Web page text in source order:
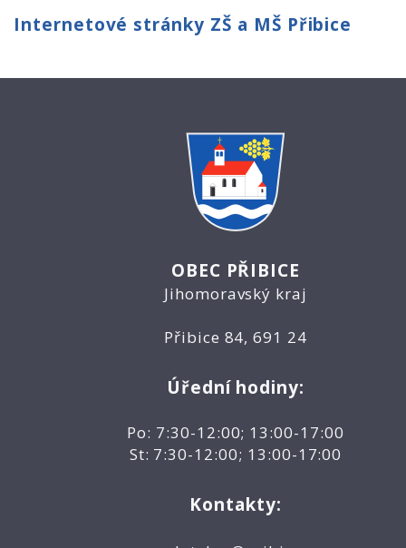
Internetové stránky ZŠ a MŠ Přibice
OBEC PŘIBICE
Jihomoravský kraj
Přibice 84, 691 24
Úřední hodiny:
Po: 7:30-12:00; 13:00-17:00
St: 7:30-12:00; 13:00-17:00
Kontakty: